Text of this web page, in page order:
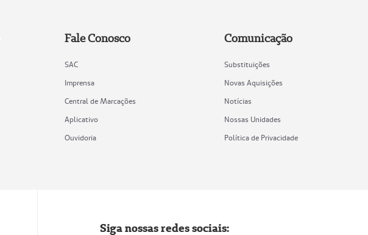
Fale Conosco
SAC
Imprensa
Central de Marcações
Aplicativo
Ouvidoria
Comunicação
Substituições
Novas Aquisições
Notícias
Nossas Unidades
Política de Privacidade
Siga nossas redes sociais: